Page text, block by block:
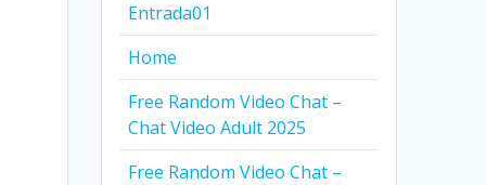
Entrada01
Home
Free Random Video Chat –
Chat Video Adult 2025
Free Random Video Chat –